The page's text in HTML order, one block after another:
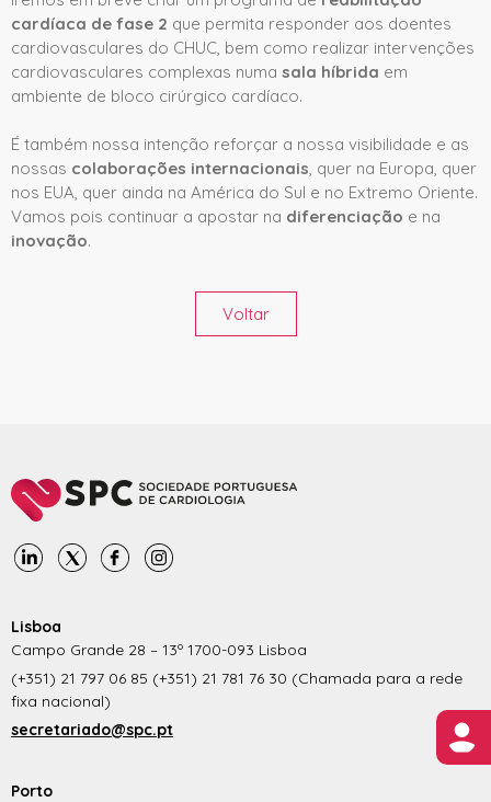
cardíaca de fase 2 que permita responder aos doentes
cardiovasculares do CHUC, bem como realizar intervenções
cardiovasculares complexas numa sala híbrida em
ambiente de bloco cirúrgico cardíaco.
É também nossa intenção reforçar a nossa visibilidade e as
nossas colaborações internacionais , quer na Europa, quer
nos EUA, quer ainda na América do Sul e no Extremo Oriente.
Vamos pois continuar a apostar na diferenciação e na
inovação.
Voltar
Lisboa
Campo Grande 28 – 13º 1700-093 Lisboa
(+351) 21 797 06 85 (+351) 21 781 76 30 (Chamada para a rede
fixa nacional)
secretariado@spc.pt
Porto